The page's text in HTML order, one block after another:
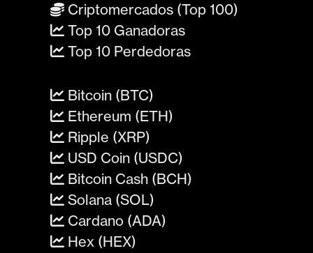
Criptomercados (Top 100)
Top 10 Ganadoras
Top 10 Perdedoras
Bitcoin (BTC)
Ethereum (ETH)
Ripple (XRP)
USD Coin (USDC)
Bitcoin Cash (BCH)
Solana (SOL)
Cardano (ADA)
Hex (HEX)